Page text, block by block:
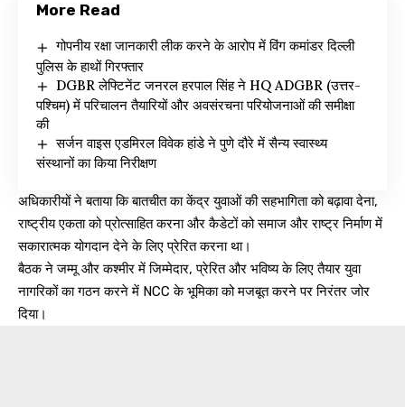
More Read
गोपनीय रक्षा जानकारी लीक करने के आरोप में विंग कमांडर दिल्ली
पुलिस के हाथों गिरफ्तार
DGBR लेफ्टिनेंट जनरल हरपाल सिंह ने HQ ADGBR (उत्तर-
पश्चिम) में परिचालन तैयारियों और अवसंरचना परियोजनाओं की समीक्षा
की
सर्जन वाइस एडमिरल विवेक हांडे ने पुणे दौरे में सैन्य स्वास्थ्य
संस्थानों का किया निरीक्षण
अधिकारीयों ने बताया कि बातचीत का केंद्र युवाओं की सहभागिता को बढ़ावा देना,
राष्ट्रीय एकता को प्रोत्साहित करना और कैडेटों को समाज और राष्ट्र निर्माण में
सकारात्मक योगदान देने के लिए प्रेरित करना था।
बैठक ने जम्मू और कश्मीर में जिम्मेदार, प्रेरित और भविष्य के लिए तैयार युवा
नागरिकों का गठन करने में NCC के भूमिका को मजबूत करने पर निरंतर जोर
दिया।